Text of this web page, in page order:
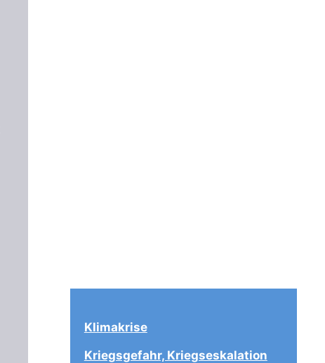
Klimakrise
Kriegsgefahr, Kriegseskalation